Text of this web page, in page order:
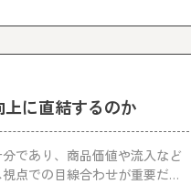
上に直結するのか
であり、商品価値や流入など
点での目線合わせが重要だと